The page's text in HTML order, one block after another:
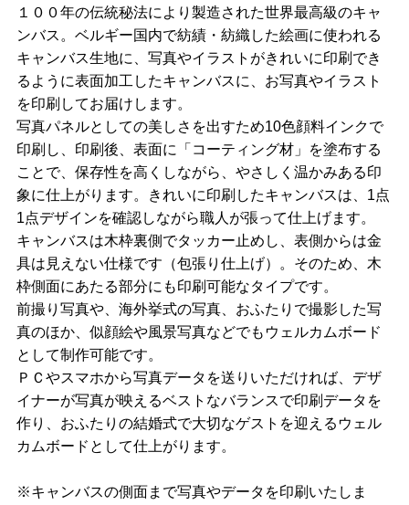
１００年の伝統秘法により製造された世界最高級のキャ
ンバス。ベルギー国内で紡績・紡織した絵画に使われる
キャンバス生地に、写真やイラストがきれいに印刷でき
るように表面加工したキャンバスに、お写真やイラスト
を印刷してお届けします。
写真パネルとしての美しさを出すため10色顔料インクで
印刷し、印刷後、表面に「コーティング材」を塗布する
ことで、保存性を高くしながら、やさしく温かみある印
象に仕上がります。きれいに印刷したキャンバスは、1点
1点デザインを確認しながら職人が張って仕上げます。
キャンバスは木枠裏側でタッカー止めし、表側からは金
具は見えない仕様です（包張り仕上げ）。そのため、木
枠側面にあたる部分にも印刷可能なタイプです。
前撮り写真や、海外挙式の写真、おふたりで撮影した写
真のほか、似顔絵や風景写真などでもウェルカムボード
として制作可能です。
ＰＣやスマホから写真データを送りいただければ、デザ
イナーが写真が映えるベストなバランスで印刷データを
作り、おふたりの結婚式で大切なゲストを迎えるウェル
カムボードとして仕上がります。
※キャンバスの側面まで写真やデータを印刷いたしま